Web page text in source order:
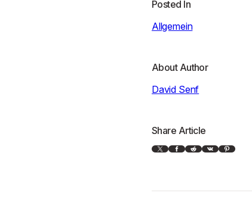
Posted In
Allgemein
About Author
David Senf
Share Article
X
Facebook Reddit VK Pinterest